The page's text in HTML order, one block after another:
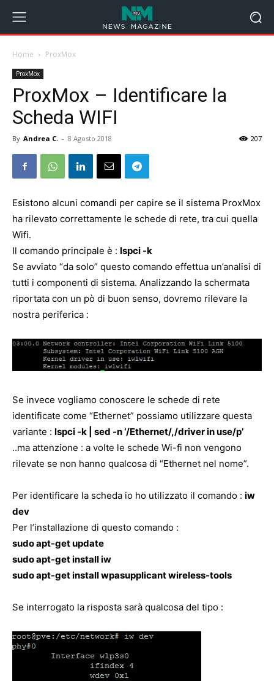
Home ProxMox
ProxMox
ProxMox – Identificare la
Scheda WIFI
By Andrea C. - 8 Agosto 2018 207
Esistono alcuni comandi per capire se il sistema ProxMox
ha rilevato correttamente le schede di rete, tra cui quella
Wifi.
Il comando principale è : lspci -k
Se avviato “da solo” questo comando effettua un’analisi di
tutti i componenti di sistema. Analizzando la schermata
riportata con un pò di buon senso, dovremo rilevare la
nostra periferica :
Se invece vogliamo conoscere le schede di rete
identificate come “Ethernet” possiamo utilizzare questa
variante : lspci -k | sed -n ‘/Ethernet/,/driver in use/p’
..ma attenzione : a volte le schede Wi-fi non vengono
rilevate se non hanno qualcosa di “Ethernet nel nome”.
Per identificare la scheda io ho utilizzato il comando : iw
dev
Per l’installazione di questo comando :
sudo apt-get update
sudo apt-get install iw
sudo apt-get install wpasupplicant wireless-tools
Se interrogato la risposta sarà qualcosa del tipo :